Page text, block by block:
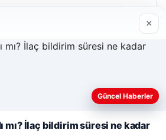
daha iyi anlayabilmek,
×
Güncel Haberler
mı? İlaç bildirim süresi ne kadar